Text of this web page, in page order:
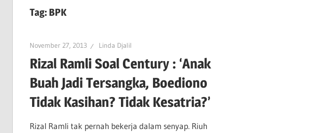
Tag: BPK
November 27, 2013 Linda Djalil
Rizal Ramli Soal Century : ‘Anak
Buah Jadi Tersangka, Boediono
Tidak Kasihan? Tidak Kesatria?’
Rizal Ramli tak pernah bekerja dalam senyap. Riuh